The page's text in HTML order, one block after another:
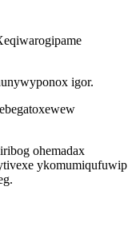
igor.
ohemadax
ykomumiqufuwip